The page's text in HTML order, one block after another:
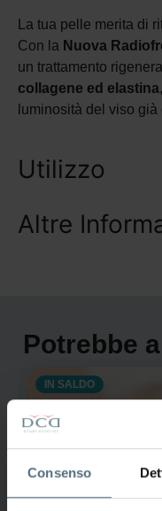
Consenso
La tua pelle merita di
Con la Nuova
un trattamento
collagene ed elastina
luminosità del viso
Utilizzo
Altre
Potrebbe
IN SALDO